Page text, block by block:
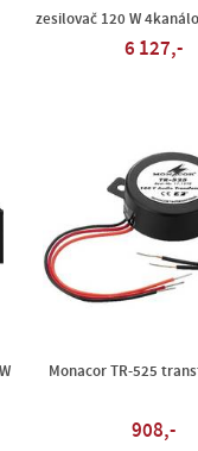
zesilovač 120 W
6 127,-
Monacor TR-525
908,-